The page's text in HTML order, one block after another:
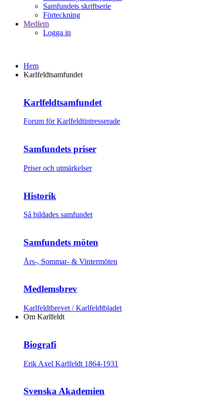
Samfundets skriftserie
Förteckning
Medlem
Logga in
Hem
Karlfeldtsamfundet
Karlfeldtsamfundet
Forum för Karlfeldtintresserade
Samfundets priser
Priser och utmärkelser
Historik
Så bildades samfundet
Samfundets möten
Års-, Sommar- & Vintermöten
Medlemsbrev
Karlfeldtbrevet / Karlfeldtbladet
Om Karlfeldt
Biografi
Erik Axel Karlfeldt 1864-1931
Svenska Akademien